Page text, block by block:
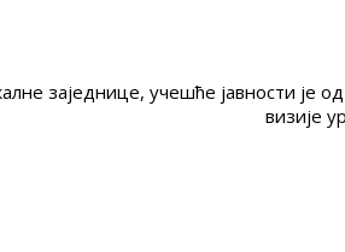
заједнице, учешће јавности је
визије